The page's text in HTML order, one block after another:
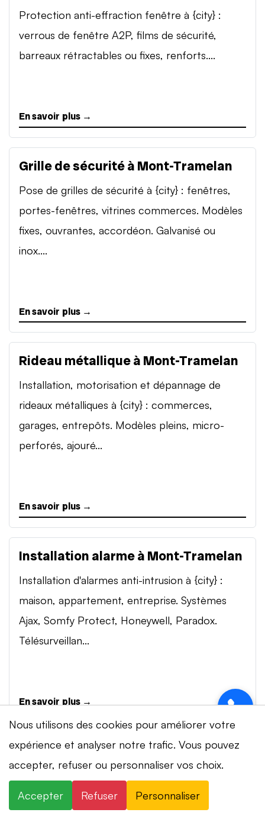
Protection anti-effraction fenêtre à {city} :
verrous de fenêtre A2P, films de sécurité,
barreaux rétractables ou fixes, renforts....
En savoir plus →
Grille de sécurité à Mont-Tramelan
Pose de grilles de sécurité à {city} : fenêtres,
portes-fenêtres, vitrines commerces. Modèles
fixes, ouvrantes, accordéon. Galvanisé ou
inox....
En savoir plus →
Rideau métallique à Mont-Tramelan
Installation, motorisation et dépannage de
rideaux métalliques à {city} : commerces,
garages, entrepôts. Modèles pleins, micro-
perforés, ajouré...
En savoir plus →
Installation alarme à Mont-Tramelan
Installation d'alarmes anti-intrusion à {city} :
maison, appartement, entreprise. Systèmes
Ajax, Somfy Protect, Honeywell, Paradox.
Télésurveillan...
En savoir plus →
Vidéosurveillance à Mont-Tramelan
Installation de systèmes de vidéosurveillance à
{city} : caméras IP 4K, visionnage smartphone,
Nous utilisons des cookies pour améliorer votre
expérience et analyser notre trafic. Vous pouvez
accepter, refuser ou personnaliser vos choix.
Accepter Refuser Personnaliser
⚡ Intervention en 20 min· 24h/24 · 7j/7 ·
Devis gratuit
+41 78 319 32 82
WhatsApp